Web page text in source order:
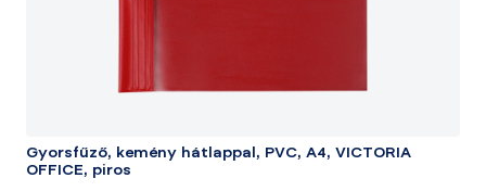
Gyorsfűző, kemény hátlappal, PVC, A4, VICTORIA
OFFICE, piros